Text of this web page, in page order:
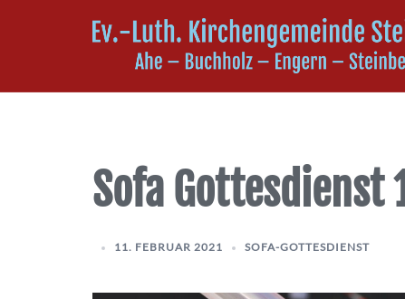
Sofa Gottesdienst
11. FEBRUAR 2021 SOFA-GOTTESDIENST